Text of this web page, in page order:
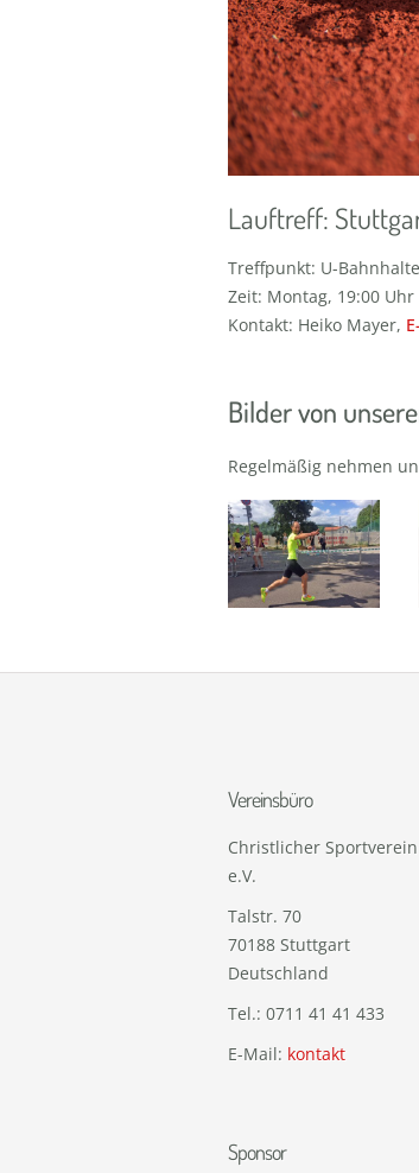
Lauftreff:
Treffpunkt: U-
Zeit: Montag, 19:00 Uhr
Kontakt: Heiko Mayer,
Bilder von
Regelmäßig nehmen
Vereinsbüro
Christlicher
e.V.
Talstr. 70
70188 Stuttgart
Deutschland
Tel.: 0711 41 41 433
E-Mail: kontakt
Sponsor